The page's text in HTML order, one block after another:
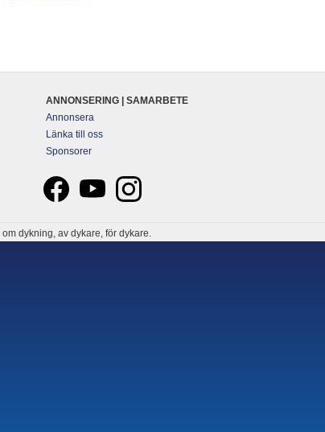
ANNONSERING | SAMARBETE
Annonsera
Länka till oss
Sponsorer
dykning, av dykare, för dykare.